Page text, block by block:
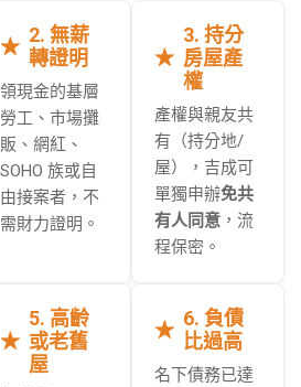
2. 無薪
轉證明
領現金的基層
勞工、市場攤
販、網紅、
SOHO 族或自
由接案者，不
需財力證明。
3. 持分
房屋產
權
產權與親友共
有（持分地/
屋），吉成可
單獨申辦免共
有人同意，流
程保密。
5. 高齡
或老舊
屋
6. 負債
比過高
名下債務已達